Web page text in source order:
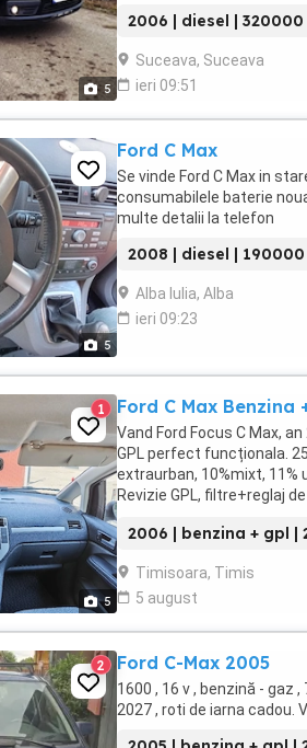
5
2006 | diesel | 320000
Suceava, Suceava
ieri 09:51
5
Ford C Max
Se vinde Ford C Max in
consumabilele baterie
multe detalii la telefon
2008 | diesel |
Alba Iulia, Alba
ieri 09:23
5
1 Ford C Max Benzina
Vand Ford Focus C Max,
GPL perfect funcționala.
extraurban, 10%mixt, 11%
Revizie GPL, filtre+reglaj
2006 | benzina + gpl |
Timisoara, Timis
5 august
2 Ford C-Max 2005
1600 , 16 v , benzină - gaz
2027 , roti de iarna cadou.